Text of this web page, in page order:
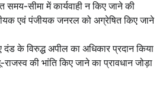
समय-सीमा में कार्यवाही न किए जाने की
एवं पंजीयक जनरल को अग्रेषित किए जाने
के विरुद्ध अपील का अधिकार प्रदान किया
की भांति किए जाने का प्रावधान जोड़ा